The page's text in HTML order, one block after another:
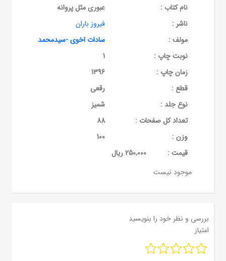
نام کتاب :
عبوری مثل پروانه
ناشر :
فیروز باران
مولف :
سادات اخوی -سیدمحمد
نوبت چاپ :
1
زمان چاپ :
1396
قطع :
رقعی
نوع جلد :
شمیز
تعداد کل صفحات :
88
وزن :
100
قيمت :
250,000 ریال
موجود نیست
بررسی و نظر خود را بنویسید
امتیاز